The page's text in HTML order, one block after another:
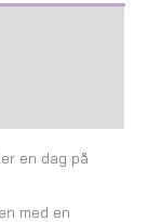
en dag på
med en